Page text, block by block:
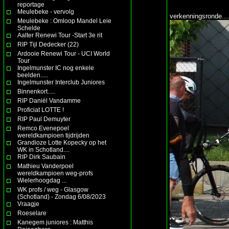
reportage
Meulebeke - vervolg
Meulebeke : Omloop Mandel Leie
Schelde
Aalter Renewi Tour -Start 3e rit
RIP Tijl Dedecker (22)
Ardooie Renewi Tour - UCI World
Tour
Ingelmunster IC nog enkele
beelden.....
Ingelmunster Interclub Juniores
Binnenkort.....
RIP Daniël Vandamme
Proficiat LOTTE !
RIP Paul Demuyter
Remco Evenepoel
wereldkampioen tijdrijden
Grandioze Lotte Kopecky op het
WK in Schotland....
RIP Dirk Saubain
Mathieu Vanderpoel
wereldkampioen weg-profs
Wielerhoogdag ...
WK profs / weg - Glasgow
(Schotland) - Zondag 6/08/2023
Vraagje
Roeselare
Kanegem juniores : Matthis